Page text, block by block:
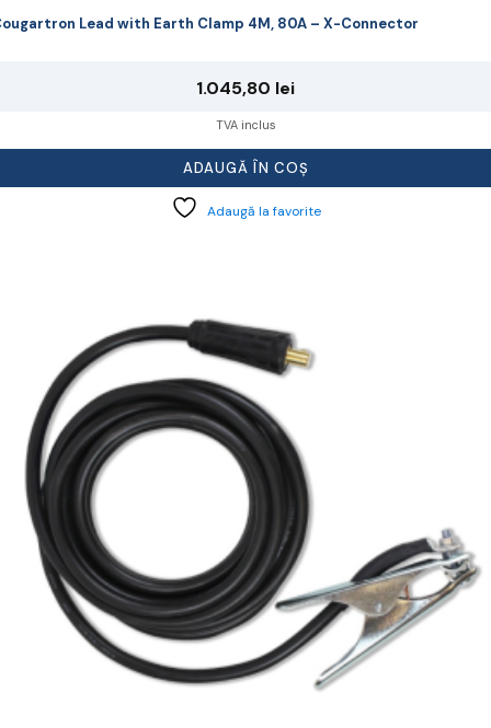
Lead with Earth Clamp 4M, 80A – X-Connector
1.045,80 lei
TVA inclus
ADAUGĂ ÎN COȘ
Adaugă la favorite